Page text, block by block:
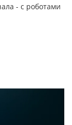
- с роботами